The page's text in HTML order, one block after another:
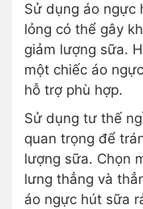
Sử dụng áo ngực
lỏng có thể gây
giảm lượng sữa.
một chiếc áo
hỗ trợ phù hợp.
Sử dụng tư thế
quan trọng để
lượng sữa. Chọn
lưng thẳng và
áo ngực hút sữa